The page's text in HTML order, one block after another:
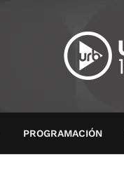
PROGRAMACIÓN